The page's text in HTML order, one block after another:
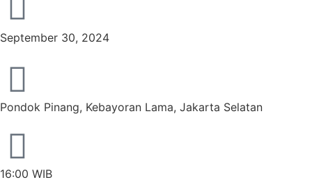
September 30, 2024
Pondok Pinang, Kebayoran Lama, Jakarta Selatan
16:00 WIB